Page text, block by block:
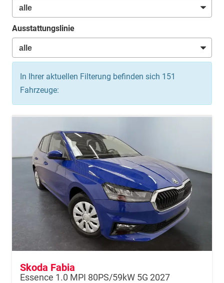
Ausstattungslinie
In Ihrer aktuellen Filterung befinden sich 151
Fahrzeuge:
Skoda Fabia
Essence 1.0 MPI 80PS/59kW 5G 2027